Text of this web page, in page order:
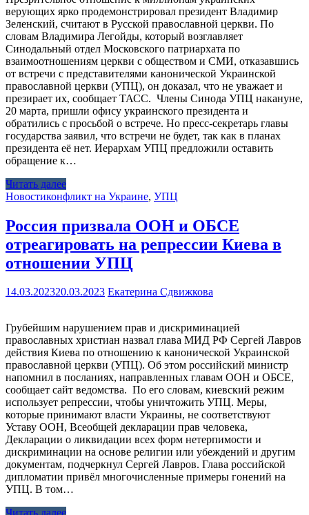
верующих ярко продемонстрировал президент Владимир
Зеленский, считают в Русской православной церкви. По
словам Владимира Легойды, который возглавляет
Синодальный отдел Московского патриархата по
взаимоотношениям церкви с обществом и СМИ, отказавшись
от встречи с представителями канонической Украинской
православной церкви (УПЦ), он доказал, что не уважает и
презирает их, сообщает ТАСС. Члены Синода УПЦ накануне,
20 марта, пришли офису украинского президента и
обратились с просьбой о встрече. Но пресс-секретарь главы
государства заявил, что встречи не будет, так как в планах
президента её нет. Иерархам УПЦ предложили оставить
обращение к…
Читать далее
Новостиконфликт на Украине, УПЦ
Россия призвала ООН и ОБСЕ
отреагировать на репрессии Киева в
отношении УПЦ
14.03.202320.03.2023 Екатерина Сдвижкова
Грубейшим нарушением прав и дискриминацией
православных христиан назвал глава МИД РФ Сергей Лавров
действия Киева по отношению к канонической Украинской
православной церкви (УПЦ). Об этом российский министр
напомнил в посланиях, направленных главам ООН и ОБСЕ,
сообщает сайт ведомства. По его словам, киевский режим
использует репрессии, чтобы уничтожить УПЦ. Меры,
которые принимают власти Украины, не соответствуют
Уставу ООН, Всеобщей декларации прав человека,
Декларации о ликвидации всех форм нетерпимости и
дискриминации на основе религии или убеждений и другим
документам, подчеркнул Сергей Лавров. Глава российской
дипломатии привёл многочисленные примеры гонений на
УПЦ. В том…